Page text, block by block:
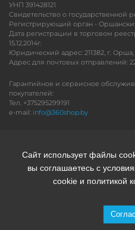
УНП 391428121
Свидетельство о государственной
Регистрирующий орган -
Дата регистрации в торговом
15.12.2014г.
Юридический адрес: 211382, г.
Адрес для почтовых отправлений:
Гарантийное и сервисное
покупателей:
Тел. +375295299191
e-mail: info@360shop.by
Сайт использует файлы
вы соглашаетесь с
cookie и политикой